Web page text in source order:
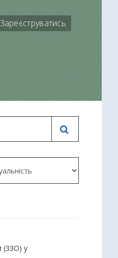
Зареєструватись
(ЗЗО) у